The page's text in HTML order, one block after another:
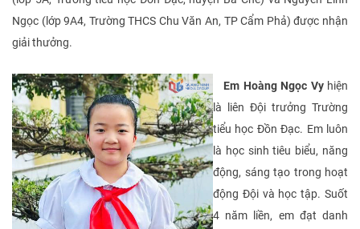
Ngọc (lớp 9A4, Trường THCS Chu Văn An, TP Cẩm Phả) được nhận
giải thưởng.
Em Hoàng Ngọc Vy hiện
là liên Đội trưởng Trường
tiểu học Đồn Đạc. Em luôn
là học sinh tiêu biểu, năng
động, sáng tạo trong hoạt
động Đội và học tập. Suốt
4 năm liền, em đạt danh